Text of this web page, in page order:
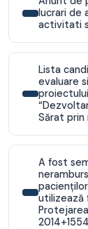
lucrari de
activitati
Lista
evaluare
Sărat prin
A fost
utilizează